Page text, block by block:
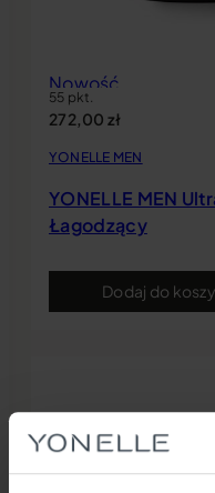
Nowość
55 pkt.
272,00 zł
YONELLE MEN
YONELLE MEN
Łagodzący
Dodaj do